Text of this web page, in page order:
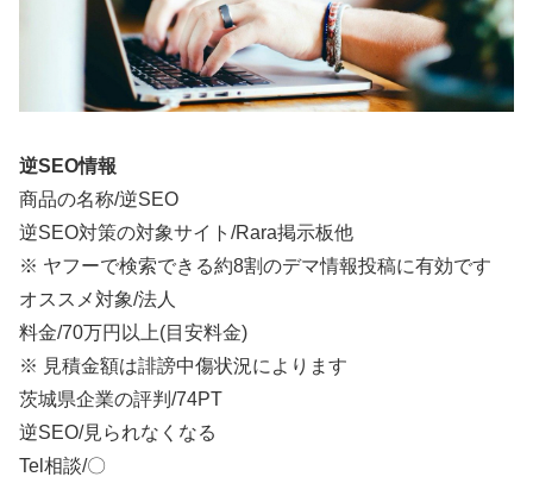
逆SEO情報
商品の名称/逆SEO
逆SEO対策の対象サイト/Rara掲示板他
※ ヤフーで検索できる約8割のデマ情報投稿に有効です
オススメ対象/法人
料金/70万円以上(目安料金)
※ 見積金額は誹謗中傷状況によります
茨城県企業の評判/74PT
逆SEO/見られなくなる
Tel相談/〇